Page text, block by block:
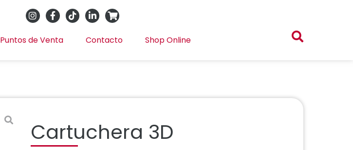
Puntos de Venta Contacto Shop Online
Cartuchera 3D